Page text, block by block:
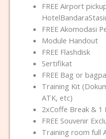
FREE Airport
FREE Akomodasi
Module Handout
FREE Flashdisk
Sertifikat
FREE Bag or
Training Kit
ATK, etc)
2xCoffe Break & 1
FREE Souvenir
Training room full